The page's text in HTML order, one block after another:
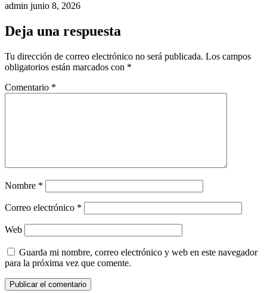
admin junio 8, 2026
Deja una respuesta
Tu dirección de correo electrónico no será publicada. Los campos
obligatorios están marcados con *
Comentario *
Nombre *
Correo electrónico *
Web
Guarda mi nombre, correo electrónico y web en este navegador
para la próxima vez que comente.